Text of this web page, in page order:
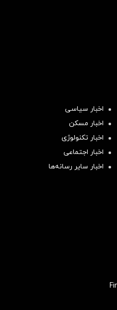
اخبار سیاسی
اخبار مسکن
اخبار تکنولوژی
اخبار اجتماعی
اخبار سایر رسانه‌‌ها